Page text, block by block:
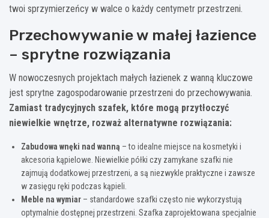
twoi sprzymierzeńcy w walce o każdy centymetr przestrzeni.
Przechowywanie w małej łazience
– sprytne rozwiązania
W nowoczesnych projektach małych łazienek z wanną kluczowe
jest sprytne zagospodarowanie przestrzeni do przechowywania.
Zamiast tradycyjnych szafek, które mogą przytłoczyć
niewielkie wnętrze, rozważ alternatywne rozwiązania:
Zabudowa wnęki nad wanną – to idealne miejsce na kosmetyki i
akcesoria kąpielowe. Niewielkie półki czy zamykane szafki nie
zajmują dodatkowej przestrzeni, a są niezwykle praktyczne i zawsze
w zasięgu ręki podczas kąpieli.
Meble na wymiar – standardowe szafki często nie wykorzystują
optymalnie dostępnej przestrzeni. Szafka zaprojektowana specjalnie